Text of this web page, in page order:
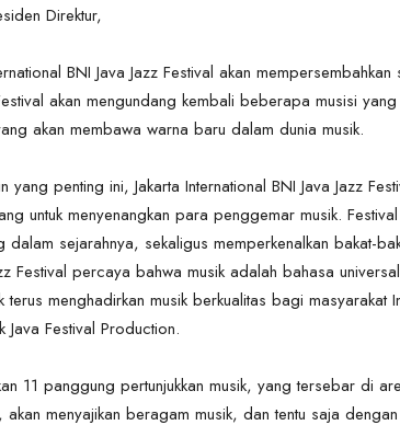
Direktur,
BNI Java Jazz Festival akan
akan mengundang kembali beberapa musisi
akan membawa warna baru dalam dunia musik.
penting ini, Jakarta International BNI Java Jazz
untuk menyenangkan para penggemar musik.
sejarahnya, sekaligus memperkenalkan bakat-
Festival percaya bahwa musik adalah bahasa
menghadirkan musik berkualitas bagi masyarakat
Festival Production.
11 panggung pertunjukkan musik, yang tersebar di
menyajikan beragam musik, dan tentu saja